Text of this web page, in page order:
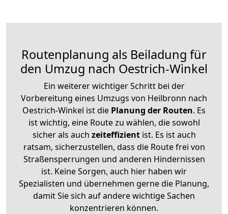
Routenplanung als Beiladung für
den Umzug nach Oestrich-Winkel
Ein weiterer wichtiger Schritt bei der
Vorbereitung eines Umzugs von Heilbronn nach
Oestrich-Winkel ist die Planung der Routen. Es
ist wichtig, eine Route zu wählen, die sowohl
sicher als auch zeiteffizientist. Es ist auch
ratsam, sicherzustellen, dass die Route frei von
Straßensperrungen und anderen Hindernissen
ist. Keine Sorgen, auch hier haben wir
Spezialisten und übernehmen gerne die Planung,
damit Sie sich auf andere wichtige Sachen
konzentrieren können.